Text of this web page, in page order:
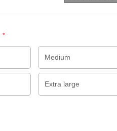
Medium
Extra large